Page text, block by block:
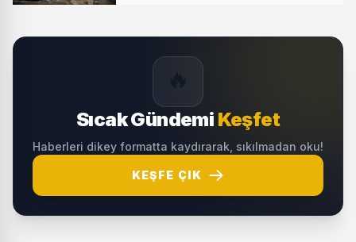
Sıcak Gündemi Keşfet
Haberleri dikey formatta kaydırarak, sıkılmadan oku!
KEŞFE ÇIK